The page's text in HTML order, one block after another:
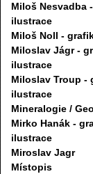
Miloš Nesvadba
ilustrace
Miloš Noll -
Miloslav Jágr -
ilustrace
Miloslav Troup -
ilustrace
Mineralogie /
Mirko Hanák -
ilustrace
Miroslav Jagr
Místopis